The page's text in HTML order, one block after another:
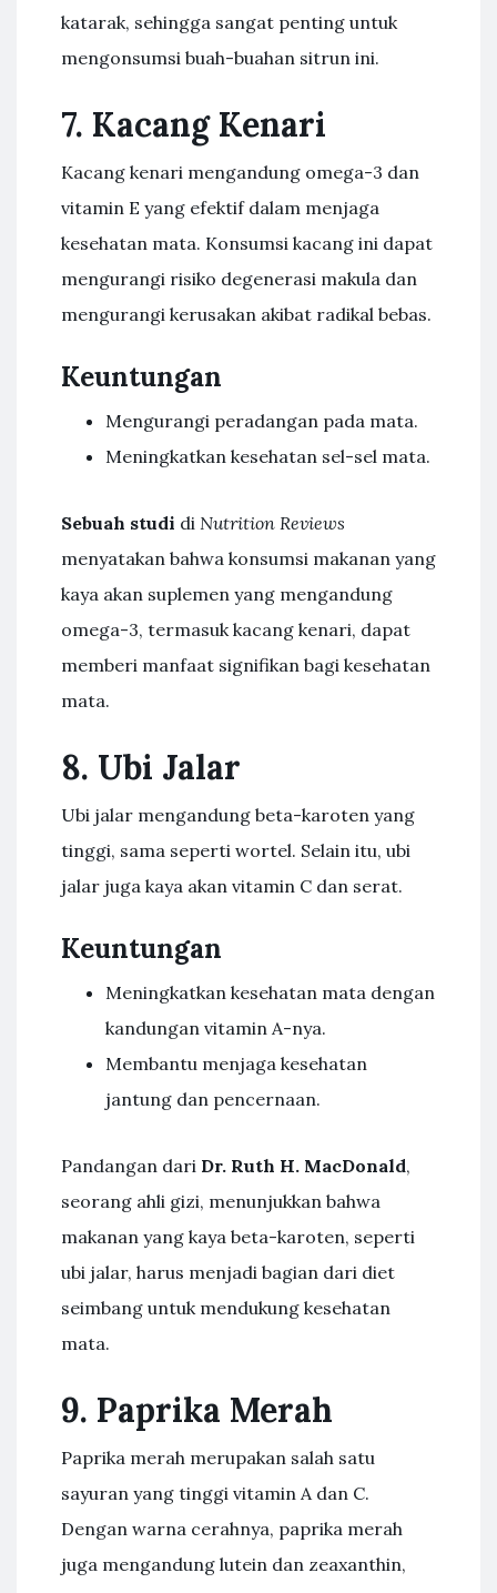
katarak, sehingga sangat penting untuk
mengonsumsi buah-buahan sitrun ini.
7. Kacang Kenari
Kacang kenari mengandung omega-3 dan
vitamin E yang efektif dalam menjaga
kesehatan mata. Konsumsi kacang ini dapat
mengurangi risiko degenerasi makula dan
mengurangi kerusakan akibat radikal bebas.
Keuntungan
Mengurangi peradangan pada mata.
Meningkatkan kesehatan sel-sel mata.
Sebuah studi di Nutrition Reviews
menyatakan bahwa konsumsi makanan yang
kaya akan suplemen yang mengandung
omega-3, termasuk kacang kenari, dapat
memberi manfaat signifikan bagi kesehatan
mata.
8. Ubi Jalar
Ubi jalar mengandung beta-karoten yang
tinggi, sama seperti wortel. Selain itu, ubi
jalar juga kaya akan vitamin C dan serat.
Keuntungan
Meningkatkan kesehatan mata dengan
kandungan vitamin A-nya.
Membantu menjaga kesehatan
jantung dan pencernaan.
Pandangan dari Dr. Ruth H. MacDonald,
seorang ahli gizi, menunjukkan bahwa
makanan yang kaya beta-karoten, seperti
ubi jalar, harus menjadi bagian dari diet
seimbang untuk mendukung kesehatan
mata.
9. Paprika Merah
Paprika merah merupakan salah satu
sayuran yang tinggi vitamin A dan C.
Dengan warna cerahnya, paprika merah
juga mengandung lutein dan zeaxanthin,